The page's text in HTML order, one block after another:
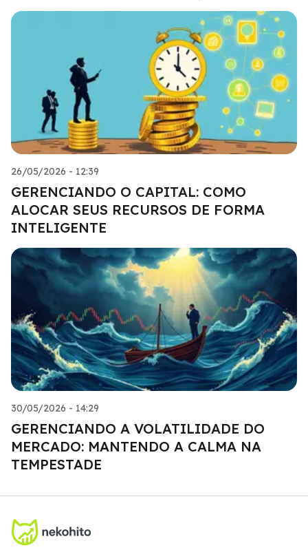
26/05/2026 - 12:39
GERENCIANDO O CAPITAL: COMO
ALOCAR SEUS RECURSOS DE FORMA
INTELIGENTE
30/05/2026 - 14:29
GERENCIANDO A VOLATILIDADE DO
MERCADO: MANTENDO A CALMA NA
TEMPESTADE